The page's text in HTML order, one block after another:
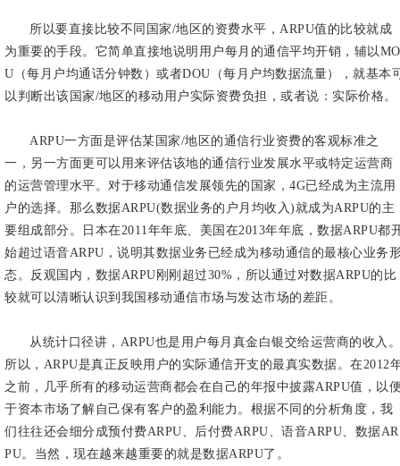
所以要直接比较不同国家/地区的资费水平，ARPU值的比较就成
为重要的手段。它简单直接地说明用户每月的通信平均开销，辅以MO
U（每月户均通话分钟数）或者DOU（每月户均数据流量），就基本
以判断出该国家/地区的移动用户实际资费负担，或者说：实际价格。
ARPU一方面是评估某国家/地区的通信行业资费的客观标准之
一，另一方面更可以用来评估该地的通信行业发展水平或特定运营商
的运营管理水平。对于移动通信发展领先的国家，4G已经成为主流用
户的选择。那么数据ARPU(数据业务的户月均收入)就成为ARPU的主
要组成部分。日本在2011年年底、美国在2013年年底，数据ARPU都
始超过语音ARPU，说明其数据业务已经成为移动通信的最核心业务
态。反观国内，数据ARPU刚刚超过30%，所以通过对数据ARPU的比
较就可以清晰认识到我国移动通信市场与发达市场的差距。
从统计口径讲，ARPU也是用户每月真金白银交给运营商的收入。
所以，ARPU是真正反映用户的实际通信开支的最真实数据。在2012
之前，几乎所有的移动运营商都会在自己的年报中披露ARPU值，以
于资本市场了解自己保有客户的盈利能力。根据不同的分析角度，我
们往往还会细分成预付费ARPU、后付费ARPU、语音ARPU、数据AR
PU。当然，现在越来越重要的就是数据ARPU了。